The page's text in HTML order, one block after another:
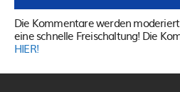
Die Kommentare werden
eine schnelle Freischaltung! Die
HIER!